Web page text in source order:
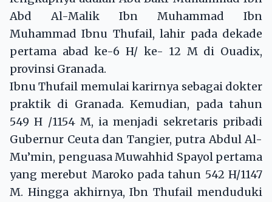
Abd Al-Malik Ibn Muhammad Ibn
Muhammad Ibnu Thufail, lahir pada dekade
pertama abad ke-6 H/ ke- 12 M di Ouadix,
provinsi Granada.
Ibnu Thufail memulai karirnya sebagai dokter
praktik di Granada. Kemudian, pada tahun
549 H /1154 M, ia menjadi sekretaris pribadi
Gubernur Ceuta dan Tangier, putra Abdul Al-
Mu’min, penguasa Muwahhid Spayol pertama
yang merebut Maroko pada tahun 542 H/1147
M. Hingga akhirnya, Ibn Thufail menduduki